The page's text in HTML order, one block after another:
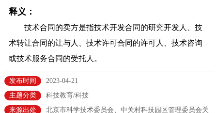
各区热点
政务公开
市领导 机构职能
政策兑现
释义：
技术合同的卖方是指技术开发合同的研究开发人、技
术转让合同的让与人、技术许可合同的许可人、技术咨询
或技术服务合同的受托人。
发布时间
2023-04-21
主题分类
科技教育/科技
来源出处
北京市科学技术委员会、中关村科技园区管理委员会关